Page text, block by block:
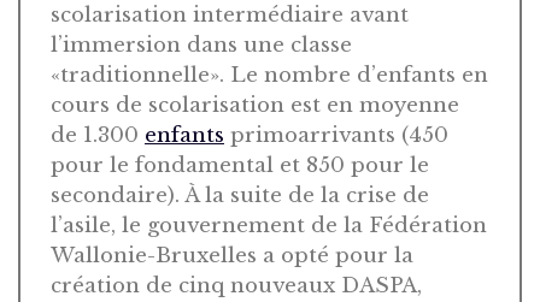
scolarisation intermédiaire avant
l’immersion dans une classe
«traditionnelle». Le nombre d’enfants en
cours de scolarisation est en moyenne
de 1.300 enfants primoarrivants (450
pour le fondamental et 850 pour le
secondaire). À la suite de la crise de
l’asile, le gouvernement de la Fédération
Wallonie-Bruxelles a opté pour la
création de cinq nouveaux DASPA,